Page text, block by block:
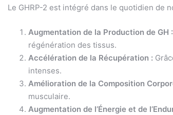
Le GHRP-2 est intégré dans le quotidien de
Augmentation de la Production de GH :
régénération des tissus.
Accélération de la Récupération :
intenses.
Amélioration de la Composition
musculaire.
Augmentation de l’Énergie et de